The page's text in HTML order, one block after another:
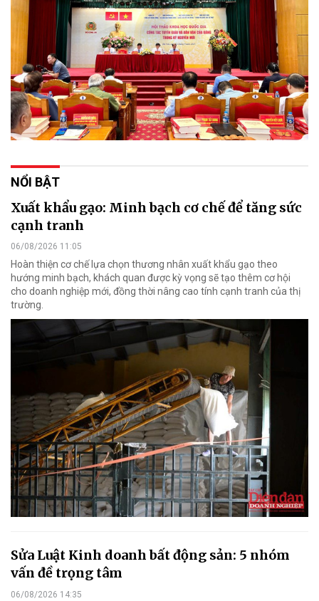
NỔI BẬT
Xuất khẩu gạo: Minh bạch cơ chế để tăng sức
cạnh tranh
06/08/2026 11:05
Hoàn thiện cơ chế lựa chọn thương nhân xuất khẩu gạo theo
hướng minh bạch, khách quan được kỳ vọng sẽ tạo thêm cơ hội
cho doanh nghiệp mới, đồng thời nâng cao tính cạnh tranh của thị
trường.
Sửa Luật Kinh doanh bất động sản: 5 nhóm
vấn đề trọng tâm
06/08/2026 14:35